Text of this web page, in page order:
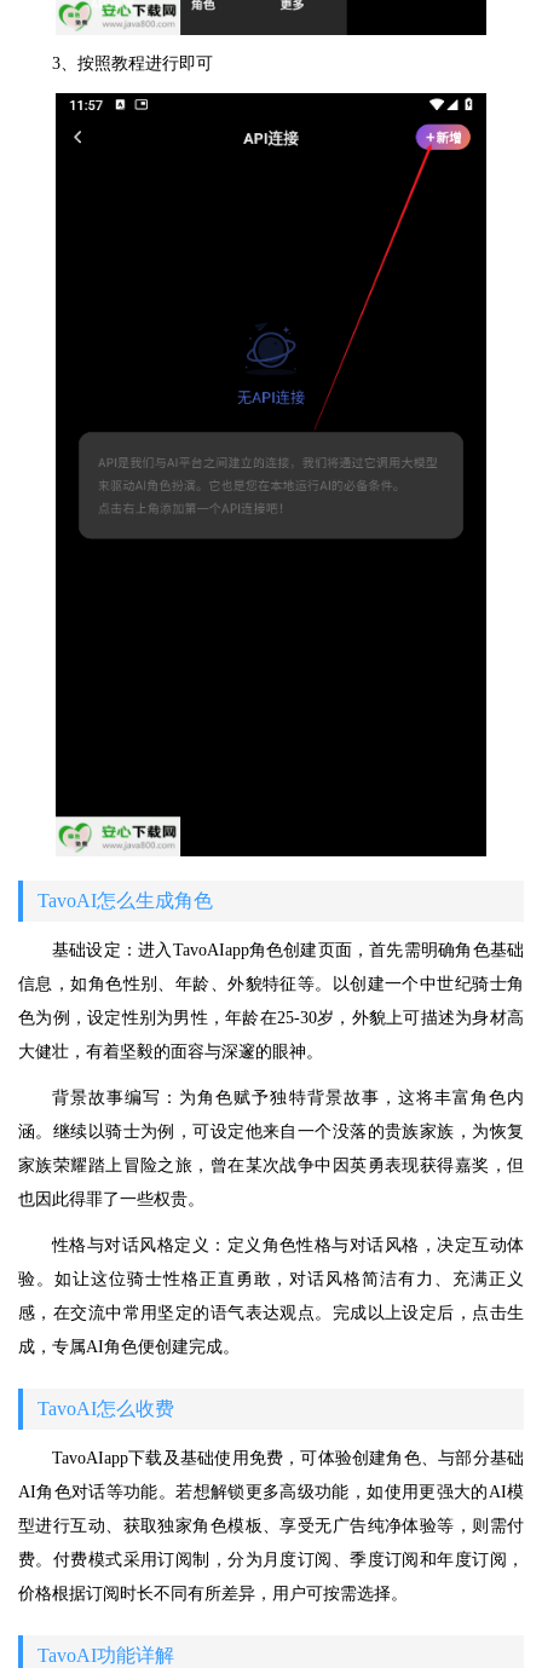
3、按照教程进行即可
TavoAI怎么生成角色
基础设定：进入TavoAIapp角色创建页面，首先需明确角色基础
信息，如角色性别、年龄、外貌特征等。以创建一个中世纪骑士角
色为例，设定性别为男性，年龄在25-30岁，外貌上可描述为身材高
大健壮，有着坚毅的面容与深邃的眼神。
背景故事编写：为角色赋予独特背景故事，这将丰富角色内
涵。继续以骑士为例，可设定他来自一个没落的贵族家族，为恢复
家族荣耀踏上冒险之旅，曾在某次战争中因英勇表现获得嘉奖，但
也因此得罪了一些权贵。
性格与对话风格定义：定义角色性格与对话风格，决定互动体
验。如让这位骑士性格正直勇敢，对话风格简洁有力、充满正义
感，在交流中常用坚定的语气表达观点。完成以上设定后，点击生
成，专属AI角色便创建完成。
TavoAI怎么收费
TavoAIapp下载及基础使用免费，可体验创建角色、与部分基础
AI角色对话等功能。若想解锁更多高级功能，如使用更强大的AI模
型进行互动、获取独家角色模板、享受无广告纯净体验等，则需付
费。付费模式采用订阅制，分为月度订阅、季度订阅和年度订阅，
价格根据订阅时长不同有所差异，用户可按需选择。
TavoAI功能详解